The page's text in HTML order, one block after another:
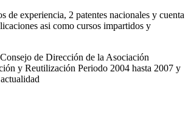
de experiencia, 2 patentes nacionales y cuenta
asi como cursos impartidos y
de Dirección de la Asociación
y Reutilización Periodo 2004 hasta 2007 y